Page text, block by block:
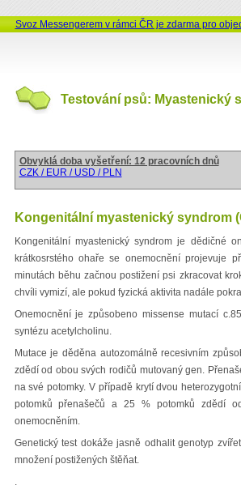
Svoz Messengerem v rámci ČR je zdarma pro
Testování psů: Myastenický
Obvyklá doba vyšetření: 12 pracovních dnů
CZK / EUR / USD / PLN
Kongenitální myastenický syndrom
Kongenitální myastenický syndrom je dědičné
krátkosrstého ohaře se onemocnění projevuje
minutách běhu začnou postižení psi zkracovat
chvíli vymizí, ale pokud fyzická aktivita nadále
Onemocnění je způsobeno missense mutací
syntézu acetylcholinu.
Mutace je děděna autozomálně recesivním
zdědí od obou svých rodičů mutovaný gen.
na své potomky. V případě krytí dvou
potomků přenašečů a 25 % potomků zdědí
onemocněním.
Genetický test dokáže jasně odhalit genotyp
množení postižených štěňat.